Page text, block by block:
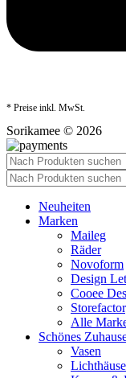
* Preise inkl. MwSt.
Sorikamee © 2026
Neuheiten
Marken
Maileg
Räder
Novoform
Design
Cooee
Alle
Schönes
Vasen